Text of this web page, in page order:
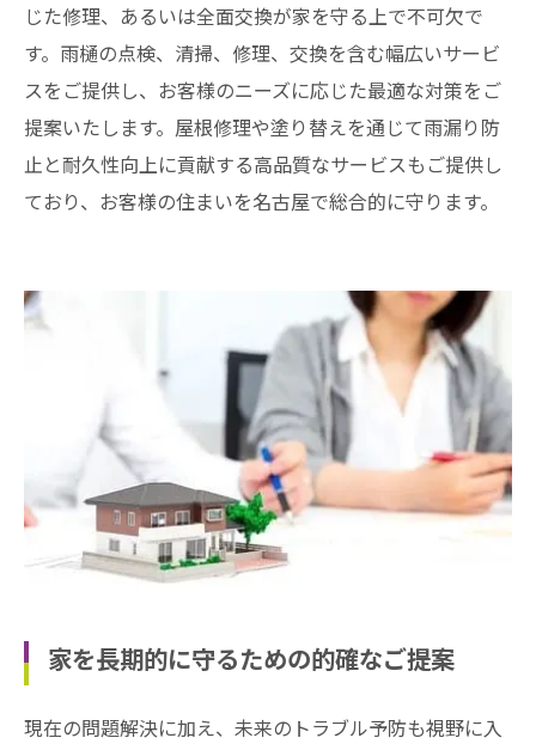
じた修理、あるいは全面交換が家を守る上で不可欠で
す。雨樋の点検、清掃、修理、交換を含む幅広いサービ
スをご提供し、お客様のニーズに応じた最適な対策をご
提案いたします。屋根修理や塗り替えを通じて雨漏り防
止と耐久性向上に貢献する高品質なサービスもご提供し
ており、お客様の住まいを名古屋で総合的に守ります。
家を長期的に守るための的確なご提案
現在の問題解決に加え、未来のトラブル予防も視野に入